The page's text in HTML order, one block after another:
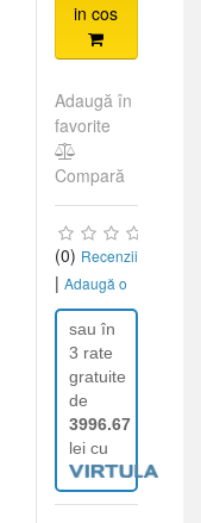
in cos
Adaugă în
favorite
Compară
(0) Recenzii
| Adaugă o
recenzie
sau în
3 rate
gratuite
de
3996.67
lei cu